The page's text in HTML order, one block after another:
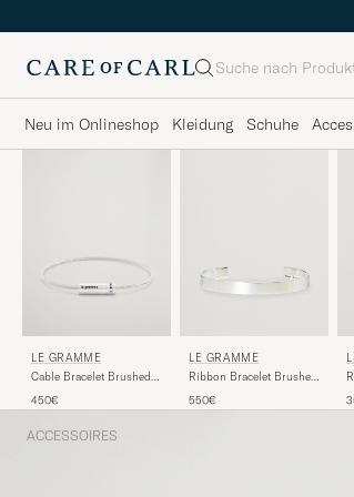
Suche
Neu im Onlineshop Kleidung Schuhe
LE GRAMME
Cable Bracelet Brushed
450€
LE GRAMME
Ribbon Bracelet Brushed
550€
ACCESSOIRES